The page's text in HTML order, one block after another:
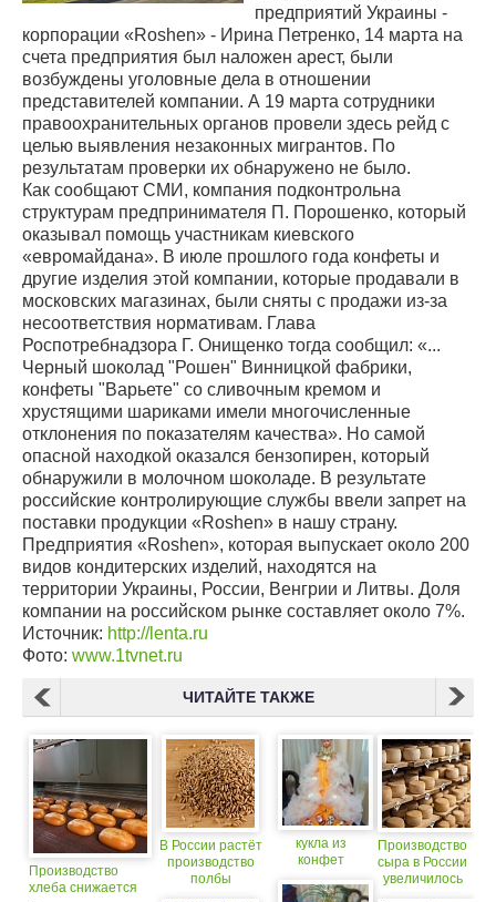
предприятий Украины -
корпорации «Roshen» - Ирина Петренко, 14 марта на
счета предприятия был наложен арест, были
возбуждены уголовные дела в отношении
представителей компании. А 19 марта сотрудники
правоохранительных органов провели здесь рейд с
целью выявления незаконных мигрантов. По
результатам проверки их обнаружено не было.
Как сообщают СМИ, компания подконтрольна
структурам предпринимателя П. Порошенко, который
оказывал помощь участникам киевского
«евромайдана». В июле прошлого года конфеты и
другие изделия этой компании, которые продавали в
московских магазинах, были сняты с продажи из-за
несоответствия нормативам. Глава
Роспотребнадзора Г. Онищенко тогда сообщил: «...
Черный шоколад "Рошен" Винницкой фабрики,
конфеты "Варьете" со сливочным кремом и
хрустящими шариками имели многочисленные
отклонения по показателям качества». Но самой
опасной находкой оказался бензопирен, который
обнаружили в молочном шоколаде. В результате
российские контролирующие службы ввели запрет на
поставки продукции «Roshen» в нашу страну.
Предприятия «Roshen», которая выпускает около 200
видов кондитерских изделий, находятся на
территории Украины, России, Венгрии и Литвы. Доля
компании на российском рынке составляет около 7%.
Источник: http://lenta.ru
Фото: www.1tvnet.ru
ЧИТАЙТЕ ТАКЖЕ
Производство
хлеба снижается
В России растёт
производство
полбы
кукла из
конфет
Производство
сыра в России
увеличилось